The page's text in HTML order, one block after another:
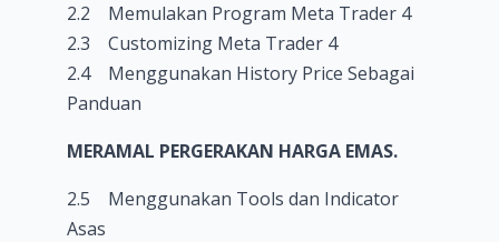
2.2 Memulakan Program Meta Trader 4
2.3 Customizing Meta Trader 4
2.4 Menggunakan History Price Sebagai
Panduan
MERAMAL PERGERAKAN HARGA EMAS.
2.5 Menggunakan Tools dan Indicator
Asas